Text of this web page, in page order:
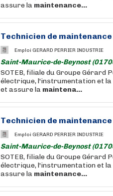
assure la maintenance...
Technicien de maintenance
Emploi GERARD PERRIER INDUSTRIE
Saint-Maurice-de-Beynost
SOTEB, filiale du Groupe
électrique, l'instrumentation et la
et assure la maintena...
Technicien de maintenance
Emploi GERARD PERRIER INDUSTRIE
Saint-Maurice-de-Beynost
SOTEB, filiale du Groupe
électrique, l'instrumentation et la
assure la maintenance...